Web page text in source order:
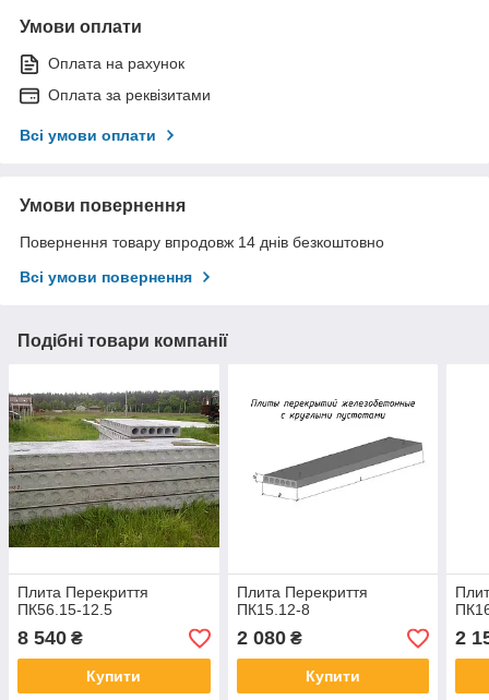
Умови оплати
Оплата на рахунок
Оплата за реквізитами
Всі умови оплати
Умови повернення
Повернення товару впродовж 14 днів безкоштовно
Всі умови повернення
Подібні товари компанії
Плита Перекриття
ПК56.15-12.5
8 540 ₴
Купити
Плита Перекриття
ПК15.12-8
2 080₴
Купити
2